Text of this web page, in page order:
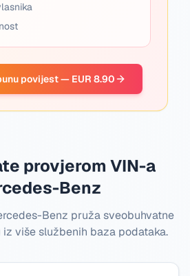
povijest — EUR 8.90
provjerom VIN-a
Benz
Benz pruža sveobuhvatne
više službenih baza podataka.